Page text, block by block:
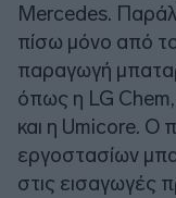
Mercedes.
πίσω μόνο από
παραγωγή
όπως η LG
και η Umicore. Ο
εργοστασίων
στις εισαγωγές